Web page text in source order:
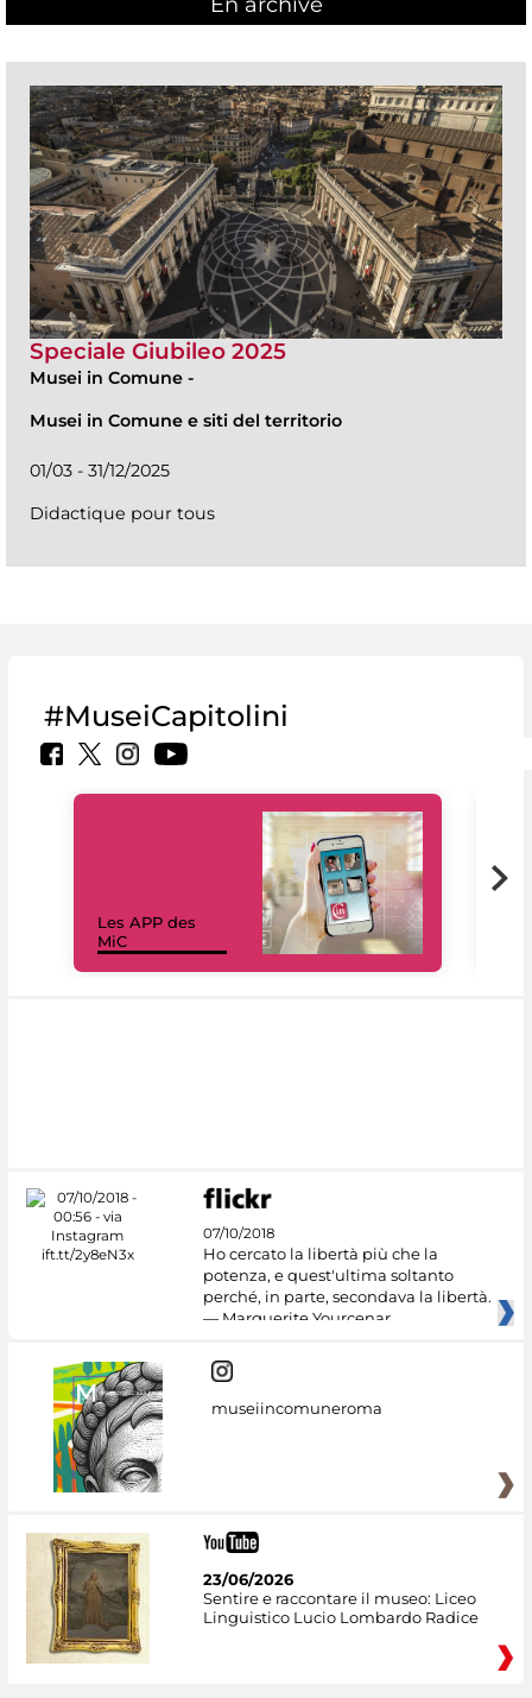
Speciale Giubileo 2025
Musei in Comune -
Musei in Comune e siti del territorio
01/03 - 31/12/2025
Didactique pour tous
#MuseiCapitolini
Les APP des
MiC
07/10/2018
Ho cercato la libertà più che la
potenza, e quest'ultima soltanto
perché, in parte, secondava la libertà.
— Marguerite Yourcenar
museiincomuneroma
23/06/2026
Sentire e raccontare il museo: Liceo
Linguistico Lucio Lombardo Radice